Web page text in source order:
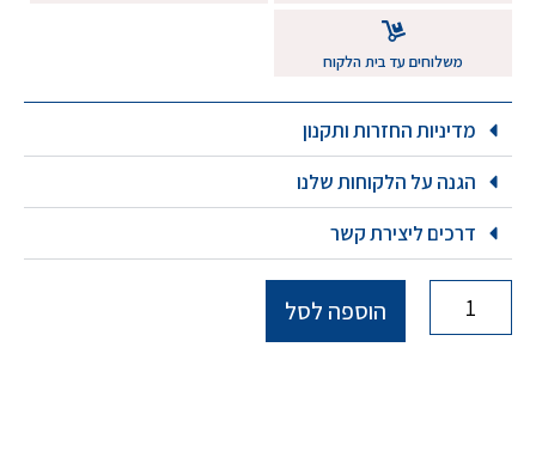
משלוחים עד בית הלקוח
מדיניות החזרות ותקנון
הגנה על הלקוחות שלנו
דרכים ליצירת קשר
הוספה לסל